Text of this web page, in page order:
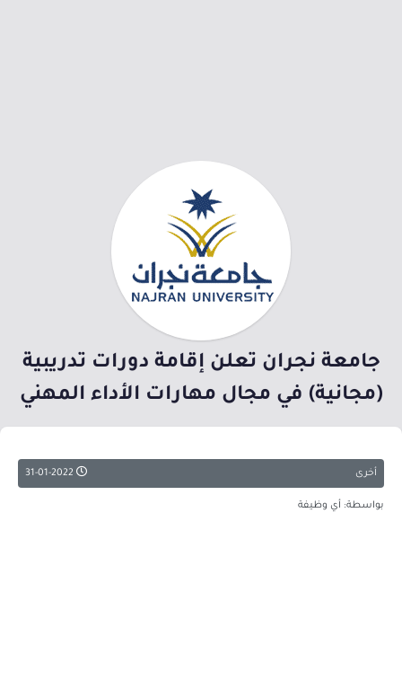
جامعة نجران تعلن إقامة دورات تدريبية
(مجانية) في مجال مهارات الأداء المهني
أخرى
بواسطة: أي وظيفة